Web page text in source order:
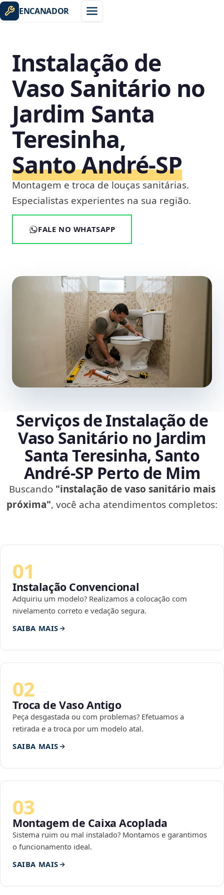
ENCANADOR
Instalação de
Vaso Sanitário no
Jardim Santa
Teresinha,
Santo André‑SP
Montagem e troca de louças sanitárias.
Especialistas experientes na sua região.
FALE NO WHATSAPP
Serviços de Instalação de
Vaso Sanitário no Jardim
Santa Teresinha, Santo
André‑SP Perto de Mim
Buscando "instalação de vaso sanitário mais
próxima", você acha atendimentos completos:
01
Instalação Convencional
Adquiriu um modelo? Realizamos a colocação com
nivelamento correto e vedação segura.
SAIBA MAIS
02
Troca de Vaso Antigo
Peça desgastada ou com problemas? Efetuamos a
retirada e a troca por um modelo atal.
SAIBA MAIS
03
Montagem de Caixa Acoplada
Sistema ruim ou mal instalado? Montamos e garantimos
o funcionamento ideal.
SAIBA MAIS